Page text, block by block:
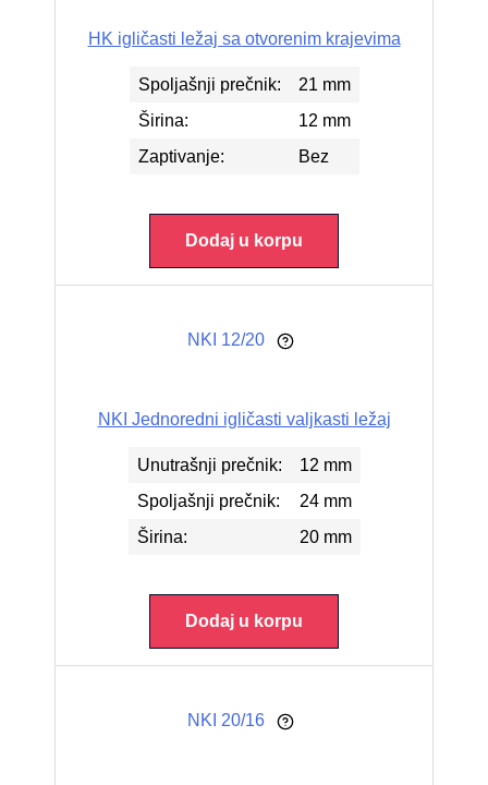
HK igličasti ležaj sa otvorenim krajevima
Spoljašnji prečnik:
21 mm
Širina:
12 mm
Zaptivanje:
Bez
Dodaj u korpu
NKI 12/20
NKI Jednoredni igličasti valjkasti ležaj
Unutrašnji prečnik:
12 mm
Spoljašnji prečnik:
24 mm
Širina:
20 mm
Dodaj u korpu
NKI 20/16